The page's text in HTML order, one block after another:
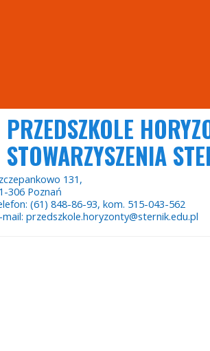
PRZEDSZKOLE
STOWARZYSZENIA
131,
306 Poznań
(61) 848-86-93, kom. 515-043-562
przedszkole.horyzonty@sternik.edu.pl